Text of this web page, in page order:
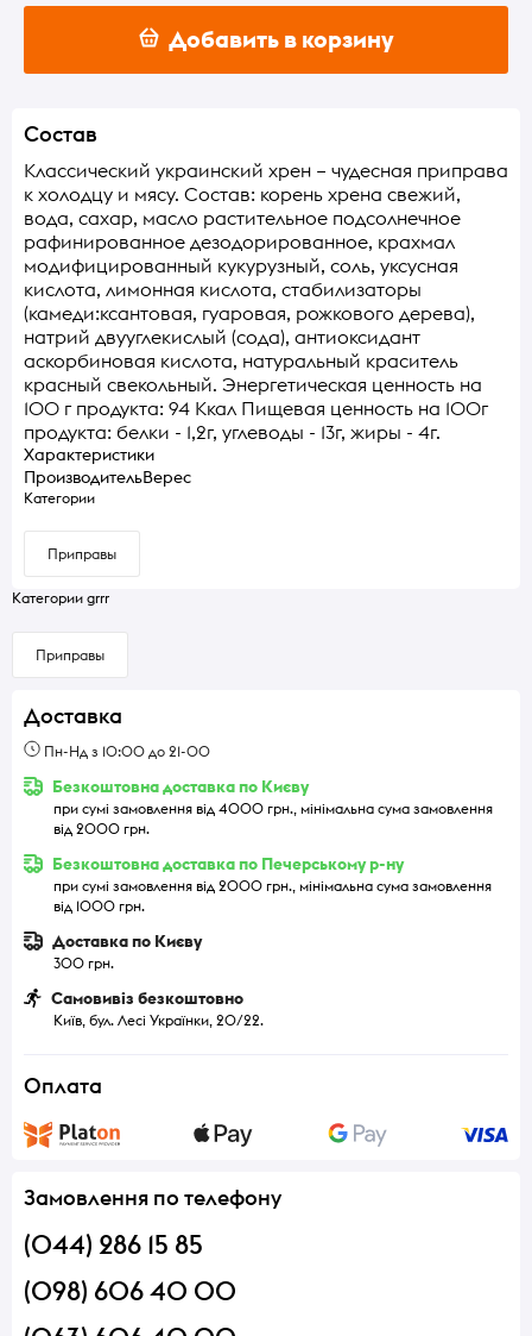
Добавить в корзину
Состав
Классический украинский хрен – чудесная приправа
к холодцу и мясу. Состав: корень хрена свежий,
вода, сахар, масло растительное подсолнечное
рафинированное дезодорированное, крахмал
модифицированный кукурузный, соль, уксусная
кислота, лимонная кислота, стабилизаторы
(камеди:ксантовая, гуаровая, рожкового дерева),
натрий двууглекислый (сода), антиоксидант
аскорбиновая кислота, натуральный краситель
красный свекольный. Энергетическая ценность на
100 г продукта: 94 Ккал Пищевая ценность на 100г
продукта: белки - 1,2г, углеводы - 13г, жиры - 4г.
Характеристики
ПроизводительВерес
Категории
Приправы
Категории grrr
Приправы
Доставка
Пн-Нд з 10:00 до 21-00
Безкоштовна доставка по Києву
при сумі замовлення від 4000 грн., мінімальна сума замовлення
від 2000 грн.
Безкоштовна доставка по Печерському р-ну
при сумі замовлення від 2000 грн., мінімальна сума замовлення
від 1000 грн.
Доставка по Києву
300 грн.
Самовивіз безкоштовно
Київ, бул. Лесі Українки, 20/22.
Оплата
Замовлення по телефону
(044) 286 15 85
(098) 606 40 00